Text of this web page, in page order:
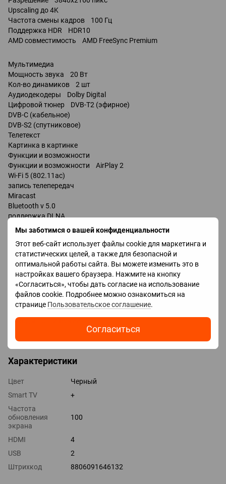
Мы заботимся о вашей конфиденциальности
Этот веб-сайт использует файлы cookie для маркетинга и
статистических целей, а также для безопасной и
оптимальной работы сайта. Вы можете изменить это в
настройках вашего браузера. Нажмите на кнопку
«Согласиться», чтобы дать согласие на использование
файлов cookie. Подробнее можно ознакомиться на
странице Пользовательское соглашение.
Согласиться
Upscaling до 4K
Частота смены кадров 100 Гц
Поддержка HDR HDR10
AMD совместимость AMD FreeSync Premium
Мультимедиа
Мощность звука 20 Вт
Кол-во динамиков 2 шт
Аудиодекодеры Dolby Digital
Цифровой тюнер DVB-T2 (эфирное)
DVB-C (кабельное)
DVB-S2 (спутниковое)
Телетекст
Картинка в картинке
Функции и возможности
Функции и возможности AirPlay 2
Wi-Fi 5 (802.11ac)
запись телепередач
Miracast
Bluetooth v 5.0
поддержка DLNA
управление голосом
Amazon Alexa
Google Assistant
Разъемы
Входы USB 2 шт
LAN
HDMI 4 шт
Выходы оптический
Характеристики
Цвет
Черный
Smart TV
+
Частота
обновления
экрана
100
HDMI
4
USB
2
Штрихкод
8806091646132